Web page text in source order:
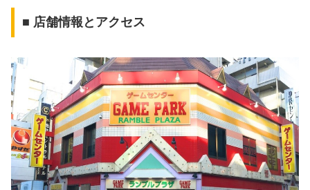
■ 店舗情報とアクセス